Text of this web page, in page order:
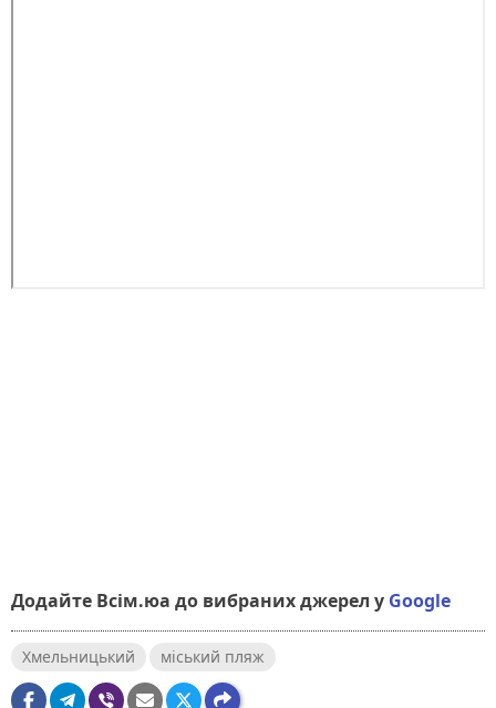
Додайте Всім.юа до вибраних джерел у Google
Хмельницький міський пляж